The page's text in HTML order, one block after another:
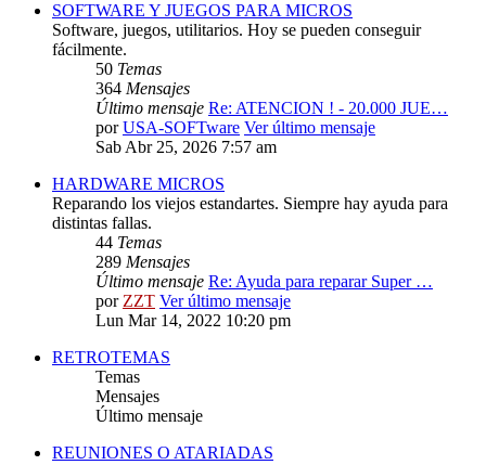
SOFTWARE Y JUEGOS PARA MICROS
Software, juegos, utilitarios. Hoy se pueden conseguir
fácilmente.
50 Temas
364 Mensajes
Último mensaje Re: ATENCION ! - 20.000 JUE…
porUSA-SOFTware Ver último mensaje
Sab Abr 25, 2026 7:57 am
HARDWARE MICROS
Reparando los viejos estandartes. Siempre hay ayuda para
distintas fallas.
44 Temas
289 Mensajes
Último mensaje Re: Ayuda para reparar Super …
porZZT Ver último mensaje
Lun Mar 14, 2022 10:20 pm
RETROTEMAS
Temas
Mensajes
Último mensaje
REUNIONES O ATARIADAS